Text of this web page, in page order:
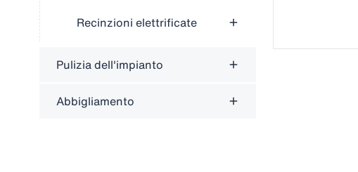
Recinzioni elettrificate
Pulizia dell'impianto
Abbigliamento